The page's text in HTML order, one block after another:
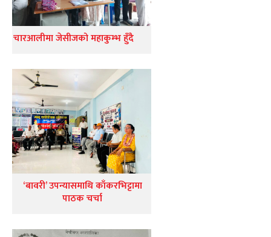
चारआलीमा जेसीजको महाकुम्भ हुँदै
‘बावरी’ उपन्यासमाथि काँकरभिट्टामा
पाठक चर्चा